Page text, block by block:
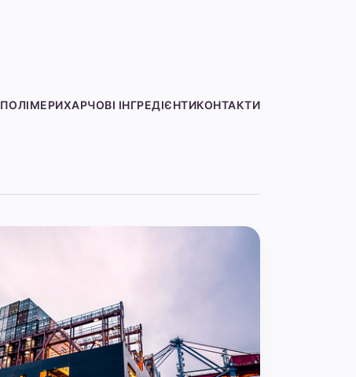
ПОЛІМЕРИХАРЧОВІ ІНГРЕДІЄНТИКОНТАКТИ